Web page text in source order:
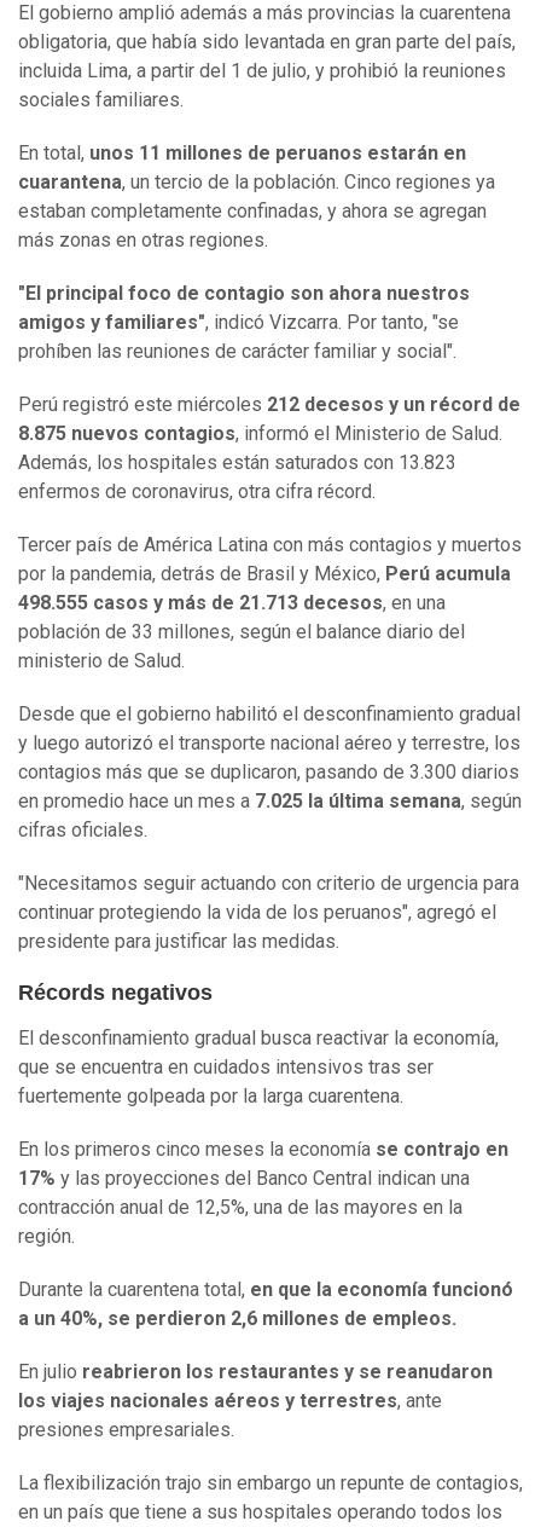
El gobierno amplió además a más provincias la cuarentena
obligatoria, que había sido levantada en gran parte del país,
incluida Lima, a partir del 1 de julio, y prohibió la reuniones
sociales familiares.
En total, unos 11 millones de peruanos estarán en
cuarantena, un tercio de la población. Cinco regiones ya
estaban completamente confinadas, y ahora se agregan
más zonas en otras regiones.
"El principal foco de contagio son ahora nuestros
amigos y familiares", indicó Vizcarra. Por tanto, "se
prohíben las reuniones de carácter familiar y social".
Perú registró este miércoles 212 decesos y un récord de
8.875 nuevos contagios, informó el Ministerio de Salud.
Además, los hospitales están saturados con 13.823
enfermos de coronavirus, otra cifra récord.
Tercer país de América Latina con más contagios y muertos
por la pandemia, detrás de Brasil y México, Perú acumula
498.555 casos y más de 21.713 decesos, en una
población de 33 millones, según el balance diario del
ministerio de Salud.
Desde que el gobierno habilitó el desconfinamiento gradual
y luego autorizó el transporte nacional aéreo y terrestre, los
contagios más que se duplicaron, pasando de 3.300 diarios
en promedio hace un mes a 7.025 la última semana, según
cifras oficiales.
"Necesitamos seguir actuando con criterio de urgencia para
continuar protegiendo la vida de los peruanos", agregó el
presidente para justificar las medidas.
Récords negativos
El desconfinamiento gradual busca reactivar la economía,
que se encuentra en cuidados intensivos tras ser
fuertemente golpeada por la larga cuarentena.
En los primeros cinco meses la economía se contrajo en
17% y las proyecciones del Banco Central indican una
contracción anual de 12,5%, una de las mayores en la
región.
Durante la cuarentena total, en que la economía funcionó
a un 40%, se perdieron 2,6 millones de empleos.
En julio reabrieron los restaurantes y se reanudaron
los viajes nacionales aéreos y terrestres, ante
presiones empresariales.
La flexibilización trajo sin embargo un repunte de contagios,
en un país que tiene a sus hospitales operando todos los